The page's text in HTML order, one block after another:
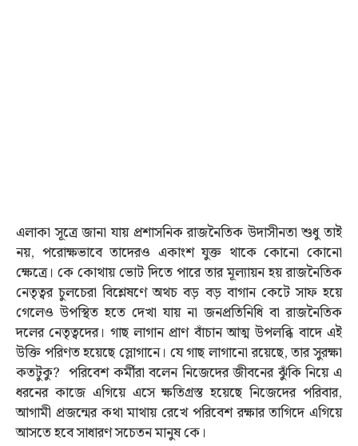
এলাকা সূত্রে জানা যায় প্রশাসনিক রাজনৈতিক উদাসীনতা শুধু তাই
নয়, পরোক্ষভাবে তাদেরও একাংশ যুক্ত থাকে কোনো কোনো
ক্ষেত্রে। কে কোথায় ভোট দিতে পারে তার মূল্যায়ন হয় রাজনৈতিক
নেতৃত্বর চুলচেরা বিশ্লেষণে অথচ বড় বড় বাগান কেটে সাফ হয়ে
গেলেও উপস্থিত হতে দেখা যায় না জনপ্রতিনিধি বা রাজনৈতিক
দলের নেতৃত্বদের। গাছ লাগান প্রাণ বাঁচান আত্ম উপলব্ধি বাদে এই
উক্তি পরিণত হয়েছে স্লোগানে। যে গাছ লাগানো রয়েছে, তার সুরক্ষা
কতটুকু? পরিবেশ কর্মীরা বলেন নিজেদের জীবনের ঝুঁকি নিয়ে এ
ধরনের কাজে এগিয়ে এসে ক্ষতিগ্রস্ত হয়েছে নিজেদের পরিবার,
আগামী প্রজন্মের কথা মাথায় রেখে পরিবেশ রক্ষার তাগিদে এগিয়ে
আসতে হবে সাধারণ সচেতন মানুষ কে।